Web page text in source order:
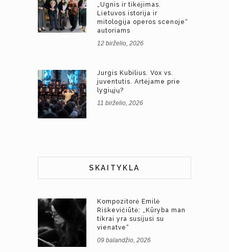
„Ugnis ir tikėjimas.
Lietuvos istorija ir
mitologija operos scenoje“
autoriams
12 birželio, 2026
Jurgis Kubilius. Vox vs.
juventutis. Artėjame prie
lygiųjų?
11 birželio, 2026
SKAITYKLA
Kompozitorė Emilė
Riškevičiūtė: „Kūryba man
tikrai yra susijusi su
vienatve“
09 balandžio, 2026